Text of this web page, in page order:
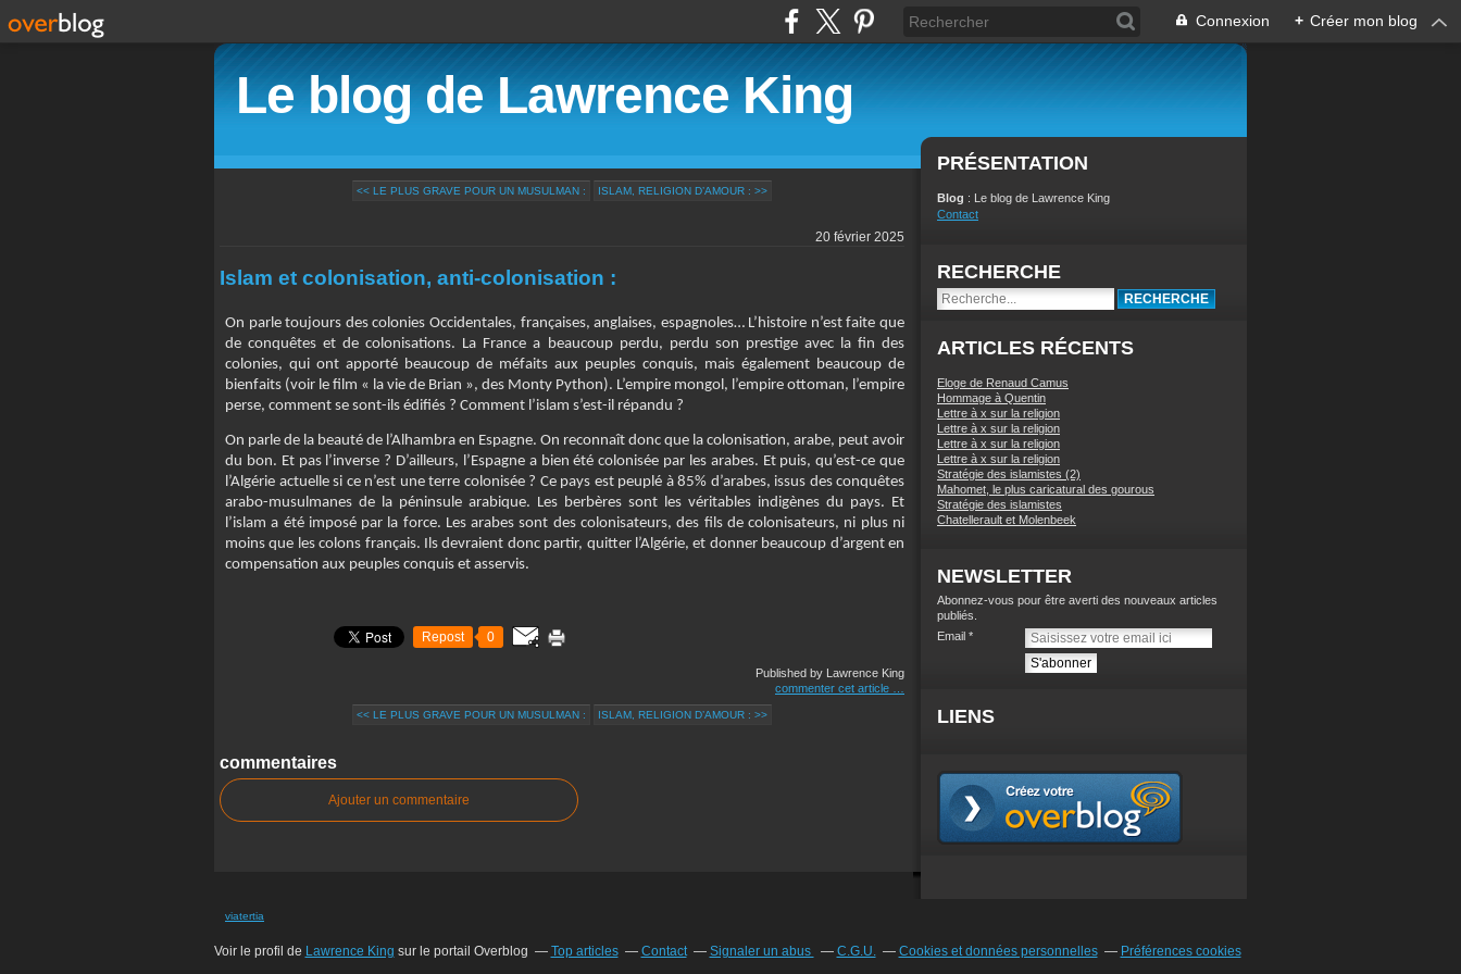
Connexion + Créer mon blog
Le blog de Lawrence King
<< LE PLUS GRAVE POUR UN MUSULMAN : ISLAM, RELIGION D’AMOUR : >>
20 février 2025
Islam et colonisation, anti-colonisation :
On parle toujours des colonies Occidentales, françaises, anglaises, espagnoles… L’histoire n’est faite que
de conquêtes et de colonisations. La France a beaucoup perdu, perdu son prestige avec la fin des
colonies, qui ont apporté beaucoup de méfaits aux peuples conquis, mais également beaucoup de
bienfaits (voir le film « la vie de Brian », des Monty Python). L’empire mongol, l’empire ottoman, l’empire
perse, comment se sont-ils édifiés ? Comment l’islam s’est-il répandu ?
On parle de la beauté de l’Alhambra en Espagne. On reconnaît donc que la colonisation, arabe, peut avoir
du bon. Et pas l’inverse ? D’ailleurs, l’Espagne a bien été colonisée par les arabes. Et puis, qu’est-ce que
l’Algérie actuelle si ce n’est une terre colonisée ? Ce pays est peuplé à 85% d’arabes, issus des conquêtes
arabo-musulmanes de la péninsule arabique. Les berbères sont les véritables indigènes du pays. Et
l’islam a été imposé par la force. Les arabes sont des colonisateurs, des fils de colonisateurs, ni plus ni
moins que les colons français. Ils devraient donc partir, quitter l’Algérie, et donner beaucoup d’argent en
compensation aux peuples conquis et asservis.
Repost 0
Published by Lawrence King
commenter cet article
<< LE PLUS GRAVE POUR UN MUSULMAN : ISLAM, RELIGION D’AMOUR : >>
commentaires
Ajouter un commentaire
PRÉSENTATION
Blog : Le blog de Lawrence King
Contact
RECHERCHE
ARTICLES RÉCENTS
Eloge de Renaud Camus
Hommage à Quentin
Lettre à x sur la religion
Lettre à x sur la religion
Lettre à x sur la religion
Lettre à x sur la religion
Stratégie des islamistes (2)
Mahomet, le plus caricatural des gourous
Stratégie des islamistes
Chatellerault et Molenbeek
NEWSLETTER
Abonnez-vous pour être averti des nouveaux articles
publiés.
Email
LIENS
viatertia
Voir le profil de Lawrence King sur le portail Overblog Top articles Contact Signaler un abus C.G.U. Cookies et données personnelles Préférences cookies